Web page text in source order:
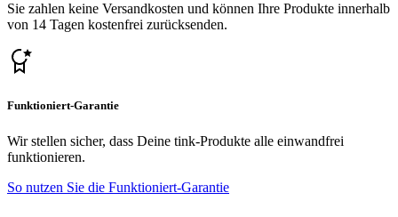
Sie zahlen keine Versandkosten und können Ihre Produkte innerhalb
von 14 Tagen kostenfrei zurücksenden.
Funktioniert-Garantie
Wir stellen sicher, dass Deine tink-Produkte alle einwandfrei
funktionieren.
So nutzen Sie die Funktioniert-Garantie